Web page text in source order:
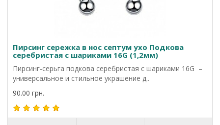
Пирсинг сережка в нос септум ухо Подкова
серебристая с шариками 16G (1,2мм)
Пирсинг-серьга подкова серебристая с шариками 16G –
универсальное и стильное украшение д..
90.00 грн.